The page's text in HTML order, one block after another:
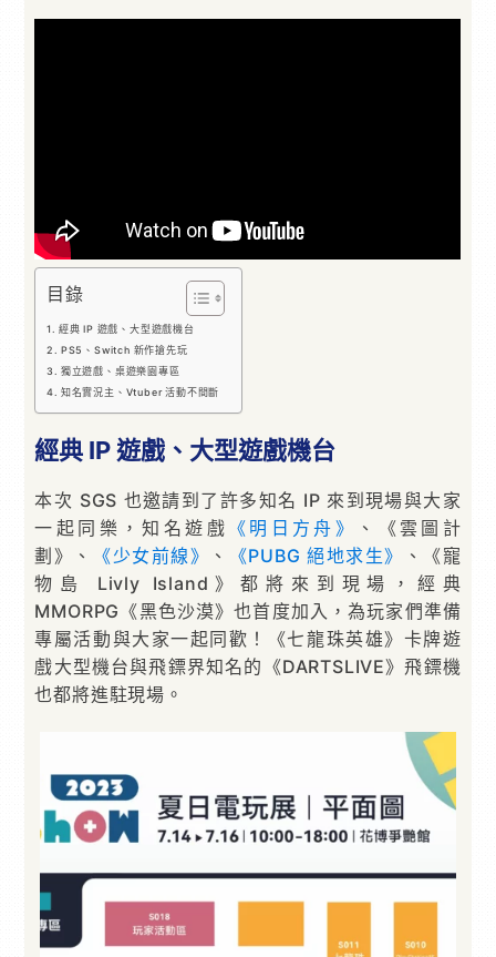
目錄
經典 IP 遊戲、大型遊戲機台
PS5、Switch 新作搶先玩
獨立遊戲、桌遊樂園專區
知名實況主、Vtuber 活動不間斷
經典 IP 遊戲、大型遊戲機台
本次 SGS 也邀請到了許多知名 IP 來到現場與大家
一起同樂，知名遊戲 《明日方舟》
、《雲圖計
劃》、
《少女前線》 、 《PUBG 絕地求生》
、《寵
物島 Livly Island》都將來到現場，經典
MMORPG《黑色沙漠》也首度加入，為玩家們準備
專屬活動與大家一起同歡！《七龍珠英雄》卡牌遊
戲大型機台與飛鏢界知名的《DARTSLIVE》飛鏢機
也都將進駐現場。